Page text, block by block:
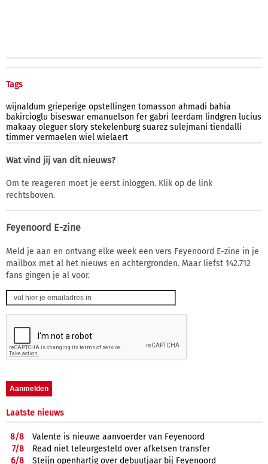
Tags
wijnaldum grieperige opstellingen tomasson ahmadi bahia
bakircioglu biseswar emanuelson fer gabri leerdam lindgren lucius
makaay oleguer slory stekelenburg suarez sulejmani tiendalli
timmer vermaelen wiel wielaert
Wat vind jij van dit nieuws?
Om te reageren moet je eerst inloggen. Klik op de link
rechtsboven.
Feyenoord E-zine
Meld je aan en ontvang elke week een vers Feyenoord E-zine in je
mailbox met al het nieuws en achtergronden. Maar liefst 142.712
fans gingen je al voor.
Laatste nieuws
8/8
Valente is nieuwe aanvoerder van Feyenoord
7/8
Read niet teleurgesteld over afketsen transfer
6/8
Steijn openhartig over debuutjaar bij Feyenoord